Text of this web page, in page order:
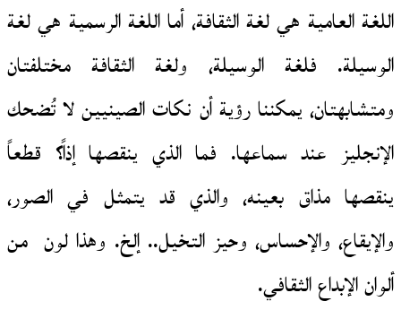
اللغة العامية هي لغة الثقافة، أما اللغة الرسمية هي لغة
الوسيلة. فلغة الوسيلة، ولغة الثقافة مختلفتان
ومتشابهتان، يمكننا رؤية أن نكات الصينيين لا تُضحك
الإنجليز عند سماعها. فما الذي ينقصها إذاً؟ قطعاً
ينقصها مذاق بعينه، والذي قد يتمثل في الصور،
والإيقاع، والإحساس، وحيز التخيل.. إلخ. وهذا لون من
ألوان الإبداع الثقافي.